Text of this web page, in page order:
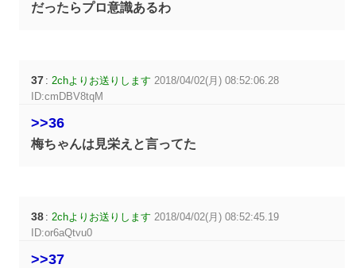
だったらプロ意識あるわ
37 : 2chよりお送りします 2018/04/02(月) 08:52:06.28
ID:cmDBV8tqM
>>36
梅ちゃんは見栄えと言ってた
38 : 2chよりお送りします 2018/04/02(月) 08:52:45.19
ID:or6aQtvu0
>>37